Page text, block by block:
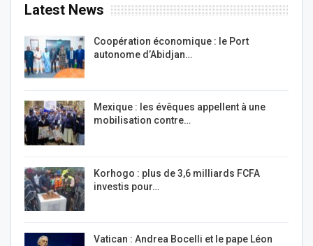
Latest News
Coopération économique : le Port
autonome d’Abidjan…
Mexique : les évêques appellent à une
mobilisation contre…
Korhogo : plus de 3,6 milliards FCFA
investis pour…
Vatican : Andrea Bocelli et le pape Léon